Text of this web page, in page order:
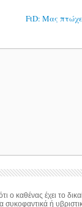
FtD: Μας
καθένας έχει το
συκοφαντικά ή